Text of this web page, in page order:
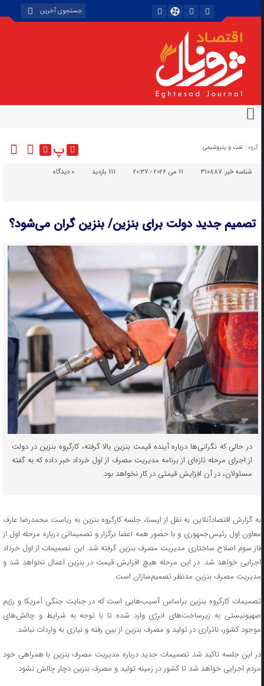
گروه : نفت و پتروشیمی پ
شناسه خبر:310887 11 می 2026 - 20:37 111 بازدید دیدگاه
تصمیم جدید دولت برای بنزین/ بنزین گران می‌شود؟
در حالی که نگرانی‌ها درباره آینده قیمت بنزین بالا گرفته، کارگروه بنزین در دولت
از اجرای مرحله تازه‌ای از برنامه مدیریت مصرف از اول خرداد خبر داده که به گفته
مسئولان، در آن افزایش قیمتی در کار نخواهد بود.
به گزارش اقتصادآنلاین به نقل از ایسنا، جلسه کارگروه بنزین به ریاست محمدرضا عارف
معاون اول رئیس‌جمهوری و با حضور همه اعضا برگزار و تصمیماتی درباره مرحله اول از
فاز سوم اصلاح ساختاری مدیریت مصرف بنزین گرفته شد. این تصمیمات از اول خرداد
اجرایی خواهد شد. در این مرحله هیچ افزایش قیمت در بنزین اعمال نخواهد شد و
مدیریت مصرف بنزین مدنظر تصمیم‌سازان است.
تصمیمات کارگروه بنزین براساس آسیب‌هایی است که در جنایت جنگی آمریکا و رژیم
صهیونیستی به زیرساخت‌های انرژی وارد شده تا با توجه به شرایط و چالش‌های
موجود کشور، ناترازی در تولید و مصرف بنزین از بین رفته و نیازی به واردات نباشد.
در این جلسه تاکید شد تصمیمات جدید درباره مدیریت مصرف بنزین با همراهی خود
مردم اجرایی خواهد شد تا کشور در زمینه تولید و مصرف بنزین دچار چالش نشود.